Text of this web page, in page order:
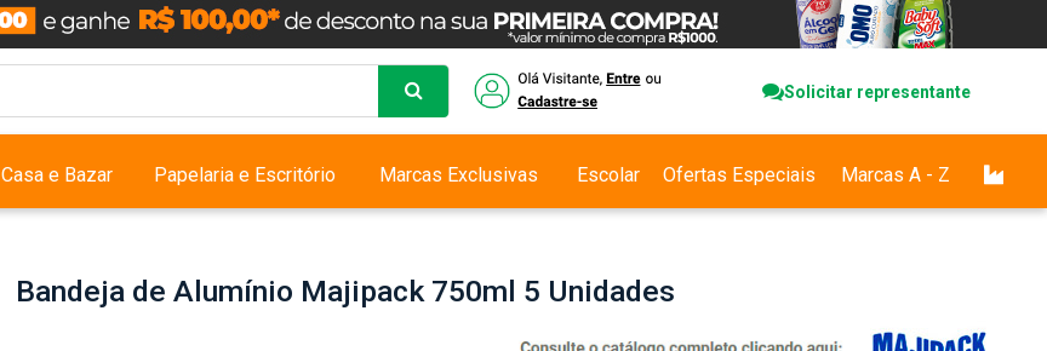
Solicitar representante
Casa e Bazar Papelaria e Escritório Marcas Exclusivas Escolar Ofertas Especiais Marcas A - Z
Bandeja de Alumínio Majipack 750ml 5 Unidades